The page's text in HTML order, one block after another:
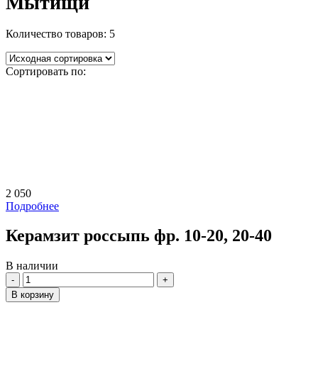
Количество товаров: 5
Сортировать по:
2 050
Подробнее
Керамзит россыпь фр. 10-20, 20-40
В наличии
Количество
В корзину